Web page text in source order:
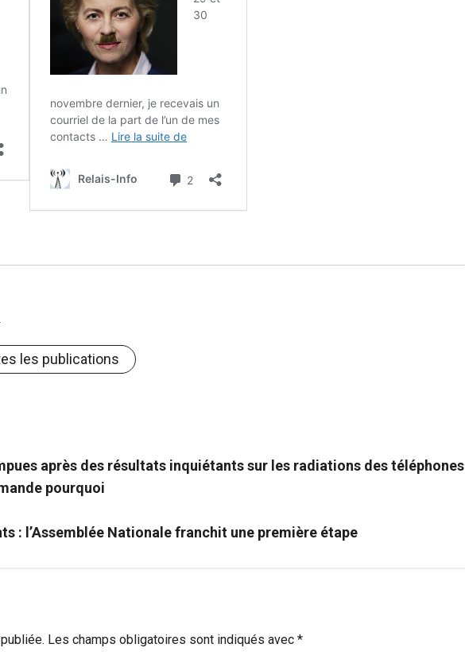
les publications
après des résultats inquiétants sur les radiations des téléphones
pourquoi
: l’Assemblée Nationale franchit une première étape
Les champs obligatoires sont indiqués avec *